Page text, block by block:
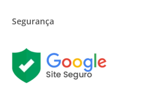
Segurança